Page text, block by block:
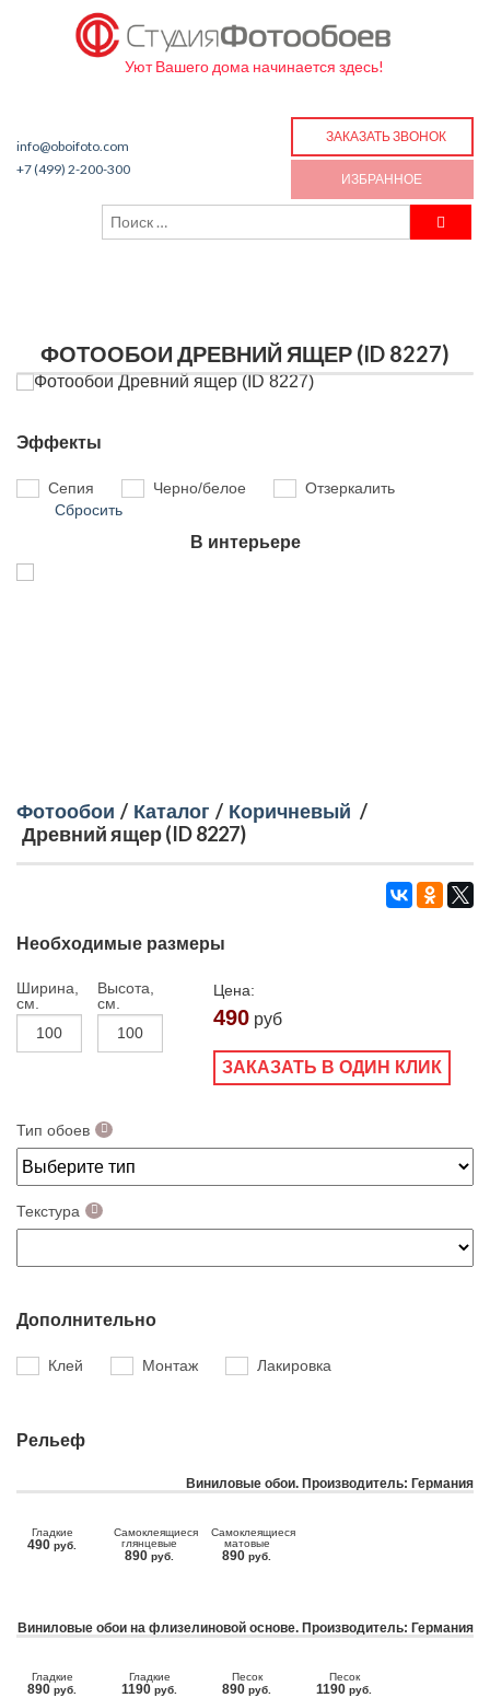
Уют Вашего дома начинается здесь!
info@oboifoto.com
+7 (499) 2-200-300
ЗАКАЗАТЬ ЗВОНОК
ИЗБРАННОЕ
ФОТООБОИ ДРЕВНИЙ ЯЩЕР (ID 8227)
Эффекты
Сепия Черно/белое
Отзеркалить
Сбросить
В интерьере
Фотообои / Каталог / Коричневый /
Древний ящер (ID 8227)
Необходимые размеры
Ширина,
см.
Высота,
см.
Цена:
490 руб
ЗАКАЗАТЬ В ОДИН КЛИК
Тип обоев
Текстура
Дополнительно
Клей Монтаж Лакировка
Рельеф
Виниловые обои. Производитель: Германия
Гладкие
490 руб.
Самоклеящиеся
глянцевые
890 руб.
Самоклеящиеся
матовые
890 руб.
Виниловые обои на флизелиновой основе. Производитель: Германия
Гладкие
890 руб.
Гладкие
1190 руб.
Песок
890 руб.
Песок
1190 руб.